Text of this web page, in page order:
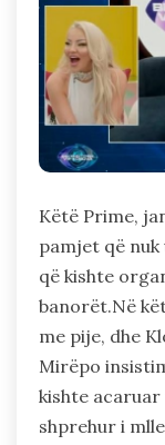
Këtë Prime,
pamjet që
që kishte
banorët.Në
me pije, dhe
Mirëpo
kishte
shprehur i